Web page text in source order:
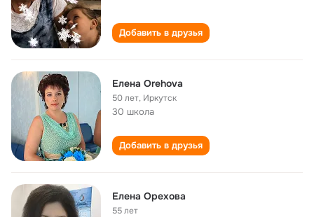
Добавить в друзья
Елена Orehova
50 лет, Иркутск
30 школа
Добавить в друзья
Елена Орехова
55 лет